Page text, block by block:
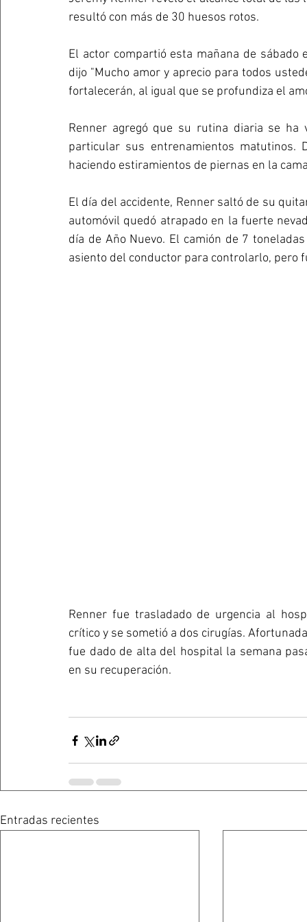
resultó con más de 30 huesos rotos.
El actor compartió esta mañana de sábado
dijo "Mucho amor y aprecio para todos
fortalecerán, al igual que se profundiza el
Renner agregó que su rutina diaria se ha
particular sus entrenamientos
haciendo estiramientos de piernas en la
El día del accidente, Renner saltó de su
automóvil quedó atrapado en la fuerte
día de Año Nuevo. El camión de 7
asiento del conductor para controlarlo, pero
Renner fue trasladado de urgencia al
crítico y se sometió a dos cirugías.
fue dado de alta del hospital la semana
en su recuperación.
Entradas recientes